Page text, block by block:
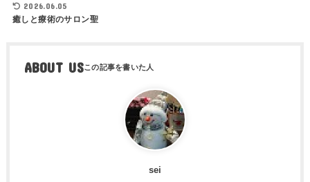
2026.06.05
癒しと療術のサロン聖
ABOUT US
sei